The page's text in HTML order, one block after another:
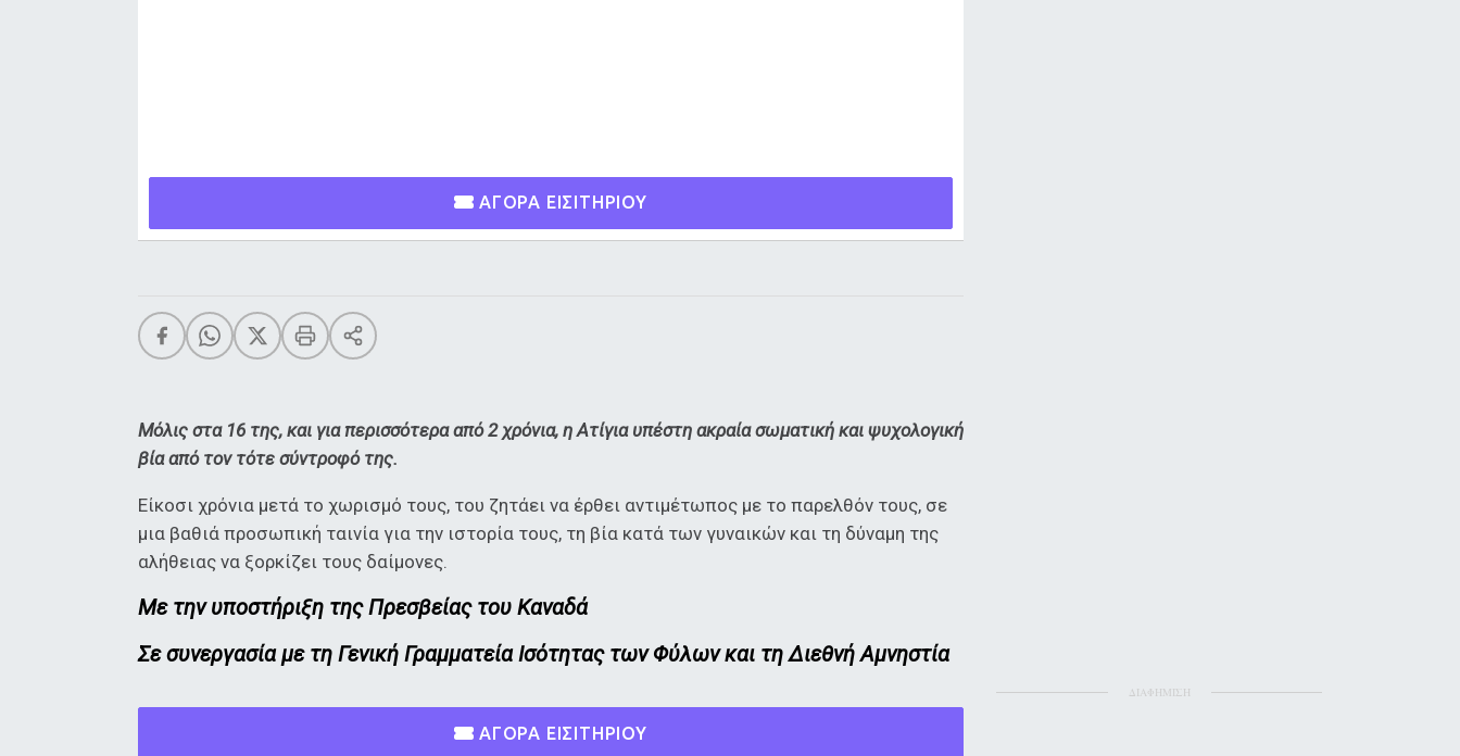
ΑΓΟΡΑ ΕΙΣΙΤΗΡΙΟΥ
Μόλις στα 16 της, και για περισσότερα από 2 χρόνια, η Ατίγια υπέστη ακραία σωματική και ψυχολογική
βία από τον τότε σύντροφό της.
Είκοσι χρόνια μετά το χωρισμό τους, του ζητάει να έρθει αντιμέτωπος με το παρελθόν τους, σε
μια βαθιά προσωπική ταινία για την ιστορία τους, τη βία κατά των γυναικών και τη δύναμη της
αλήθειας να ξορκίζει τους δαίμονες.
Με την υποστήριξη της Πρεσβείας του Καναδά
Σε συνεργασία με τη Γενική Γραμματεία Ισότητας των Φύλων και τη Διεθνή Αμνηστία
ΑΓΟΡΑ ΕΙΣΙΤΗΡΙΟΥ
ΔΙΑΦΗΜΙΣΗ